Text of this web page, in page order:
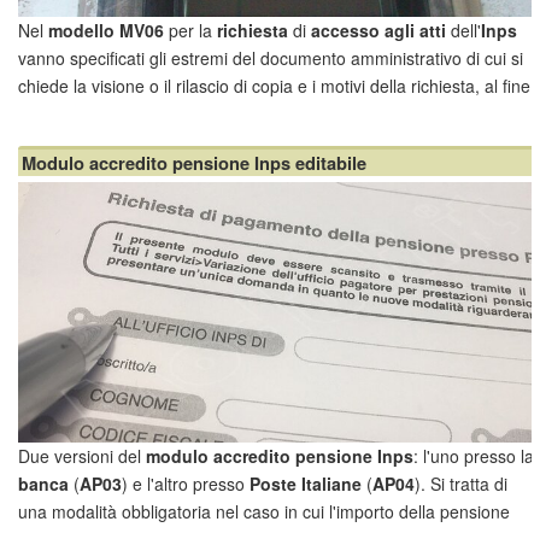
Nelmodello MV06 per larichiesta diaccesso agli atti dell'Inps
vanno specificati gli estremi del documento amministrativo di cui si
chiede la visione o il rilascio di copia e i motivi della richiesta, al fine
disponibile in f...
Modulo accredito pensione Inps editabile
Due versioni delmodulo accredito pensione Inps: l'uno presso la
banca (AP03) e l'altro presso Poste Italiane (AP04). Si tratta di
una modalità obbligatoria nel caso in cui l'importo della pensione